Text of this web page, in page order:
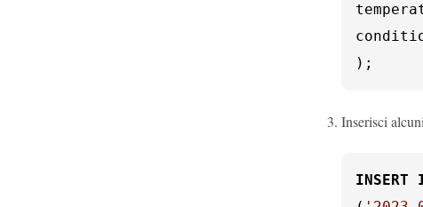
);
Inserisci
INSERT